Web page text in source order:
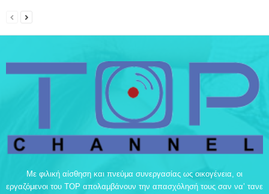
Με φιλική αίσθηση και πνεύμα συνεργασίας ως οικογένεια, οι
εργαζόμενοι του TOP απολαμβάνουν την απασχόλησή τους σαν να’ τανε